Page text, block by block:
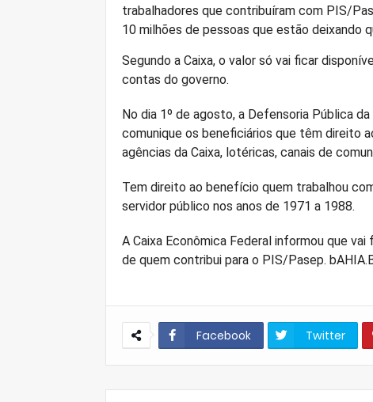
trabalhadores que contribuíram com PIS/
10 milhões de pessoas que estão deixando
Segundo a Caixa, o valor só vai ficar
contas do governo.
No dia 1º de agosto, a Defensoria Pública
comunique os beneficiários que têm direito
agências da Caixa, lotéricas, canais de
Tem direito ao benefício quem trabalhou
servidor público nos anos de 1971 a 1988.
A Caixa Econômica Federal informou que
de quem contribui para o PIS/Pasep.
Facebook Twitter